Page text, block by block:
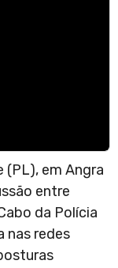
(PL), em Angra
entre
da Polícia
nas redes